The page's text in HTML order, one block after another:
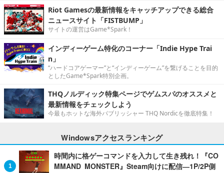
Riot Gamesの最新情報をキャッチアップできる総合
ニュースサイト「FISTBUMP」
サイトの運営はGame*Spark！
インディーゲーム特化のコーナー「Indie Hype Trai
n」
“ハードコアゲーマー”と“インディーゲーム”を繋げることを目的
としたGame*Spark特別企画。
THQノルディック特集ページでゲムスパのオススメと
最新情報をチェックしよう
今最もホットな海外パブリッシャー THQ Nordicを徹底特集！
Windowsアクセスランキング
時間内に格ゲーコマンドを入力して生き残れ！『CO
MMAND MONSTER』Steam向けに配信―1P/2P側